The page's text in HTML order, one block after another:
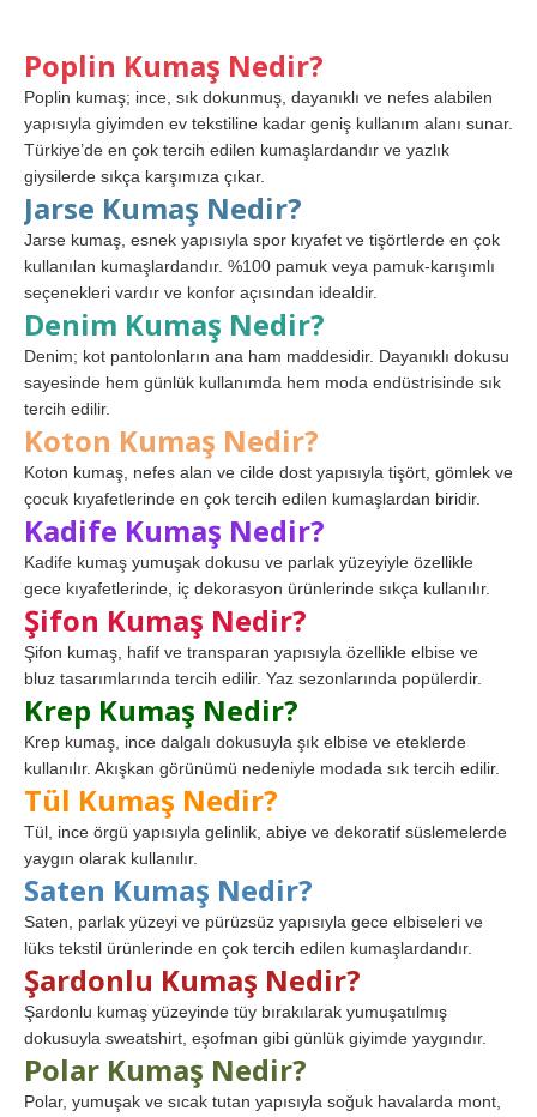
Poplin Kumaş Nedir?
Poplin kumaş; ince, sık dokunmuş, dayanıklı ve nefes alabilen
yapısıyla giyimden ev tekstiline kadar geniş kullanım alanı sunar.
Türkiye’de en çok tercih edilen kumaşlardandır ve yazlık
giysilerde sıkça karşımıza çıkar.
Jarse Kumaş Nedir?
Jarse kumaş, esnek yapısıyla spor kıyafet ve tişörtlerde en çok
kullanılan kumaşlardandır. %100 pamuk veya pamuk-karışımlı
seçenekleri vardır ve konfor açısından idealdir.
Denim Kumaş Nedir?
Denim; kot pantolonların ana ham maddesidir. Dayanıklı dokusu
sayesinde hem günlük kullanımda hem moda endüstrisinde sık
tercih edilir.
Koton Kumaş Nedir?
Koton kumaş, nefes alan ve cilde dost yapısıyla tişört, gömlek ve
çocuk kıyafetlerinde en çok tercih edilen kumaşlardan biridir.
Kadife Kumaş Nedir?
Kadife kumaş yumuşak dokusu ve parlak yüzeyiyle özellikle
gece kıyafetlerinde, iç dekorasyon ürünlerinde sıkça kullanılır.
Şifon Kumaş Nedir?
Şifon kumaş, hafif ve transparan yapısıyla özellikle elbise ve
bluz tasarımlarında tercih edilir. Yaz sezonlarında popülerdir.
Krep Kumaş Nedir?
Krep kumaş, ince dalgalı dokusuyla şık elbise ve eteklerde
kullanılır. Akışkan görünümü nedeniyle modada sık tercih edilir.
Tül Kumaş Nedir?
Tül, ince örgü yapısıyla gelinlik, abiye ve dekoratif süslemelerde
yaygın olarak kullanılır.
Saten Kumaş Nedir?
Saten, parlak yüzeyi ve pürüzsüz yapısıyla gece elbiseleri ve
lüks tekstil ürünlerinde en çok tercih edilen kumaşlardandır.
Şardonlu Kumaş Nedir?
Şardonlu kumaş yüzeyinde tüy bırakılarak yumuşatılmış
dokusuyla sweatshirt, eşofman gibi günlük giyimde yaygındır.
Polar Kumaş Nedir?
Polar, yumuşak ve sıcak tutan yapısıyla soğuk havalarda mont,